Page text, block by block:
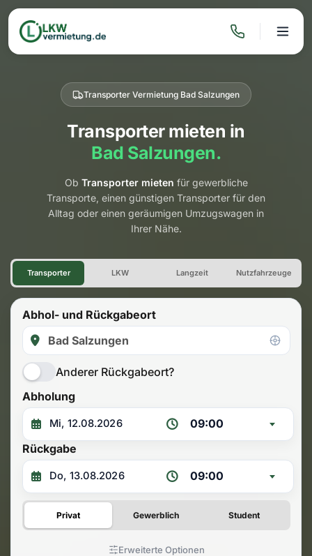
Transporter Vermietung Bad Salzungen
Transporter mieten in
Bad Salzungen.
Ob Transporter mieten für gewerbliche
Transporte, einen günstigen Transporter für den
Alltag oder einen geräumigen Umzugswagen in
Ihrer Nähe.
Transporter Vermietung Bad
Transporter LKW Langzeit Nutzfahrzeuge
Abhol- und Rückgabeort
Anderer Rückgabeort?
Abholung
09:00
Rückgabe
09:00
Privat Gewerblich Student
Erweiterte Optionen